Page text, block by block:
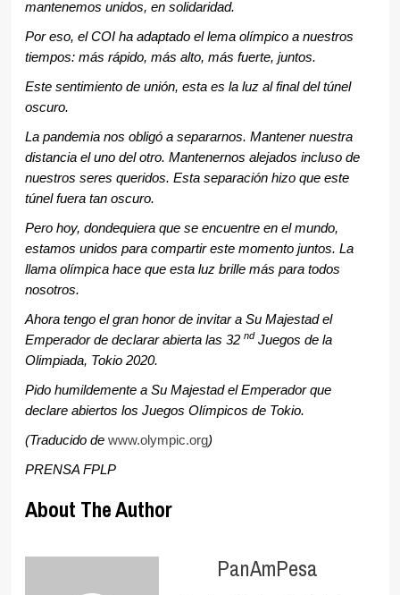
mantenemos unidos, en solidaridad.
Por eso, el COI ha adaptado el lema olímpico a nuestros
tiempos: más rápido, más alto, más fuerte, juntos.
Este sentimiento de unión, esta es la luz al final del túnel
oscuro.
La pandemia nos obligó a separarnos. Mantener nuestra
distancia el uno del otro. Mantenernos alejados incluso de
nuestros seres queridos. Esta separación hizo que este
túnel fuera tan oscuro.
Pero hoy, dondequiera que se encuentre en el mundo,
estamos unidos para compartir este momento juntos. La
llama olímpica hace que esta luz brille más para todos
nosotros.
Ahora tengo el gran honor de invitar a Su Majestad el
Emperador de declarar abierta las 32 ndJuegos de la
Olimpiada, Tokio 2020.
Pido humildemente a Su Majestad el Emperador que
declare abiertos los Juegos Olímpicos de Tokio.
(Traducido de www.olympic.org)
PRENSA FPLP
About The Author
PanAmPesa